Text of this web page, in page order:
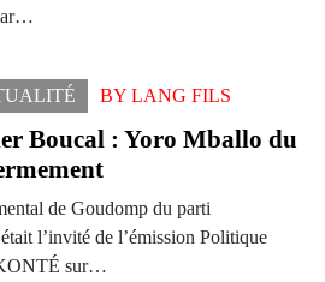
BY LANG FILS
Boucal : Yoro Mballo du
de Goudomp du parti
l’invité de l’émission Politique
sur…